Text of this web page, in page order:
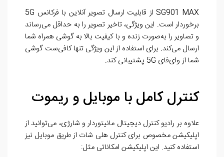
SG901 MAX از قابلیت ارسال تصویر آنلاین با فرکانس 5G
برخوردار است. این ویژگی، تاخیر تصویر را به حداقل می‌رساند
و تصاویر را به‌صورت زنده و با کیفیت بالا به گوشی همراه شما
ارسال می‌کند. برای استفاده از این ویژگی تنها کافی‌ست گوشی
شما از وای‌فای 5G پشتیبانی کند.
کنترل کامل با موبایل و ریموت
علاوه بر رادیو کنترل دیجیتال مانیتوردار و شارژی، می‌توانید از
اپلیکیشن مخصوص برای کنترل هلی شات از طریق موبایل نیز
استفاده کنید. این اپلیکیشن امکاناتی مثل: